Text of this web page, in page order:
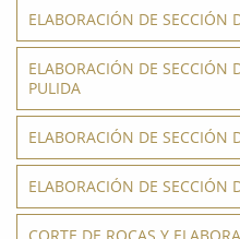
ELABORACIÓN DE SECCIÓN
ELABORACIÓN DE SECCIÓN
PULIDA
ELABORACIÓN DE SECCIÓN
ELABORACIÓN DE SECCIÓN